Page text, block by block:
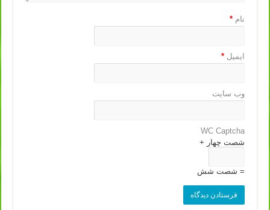
نام*
ایمیل*
وب‌ سایت
WC Captcha
شصت چهار +
= شصت شش